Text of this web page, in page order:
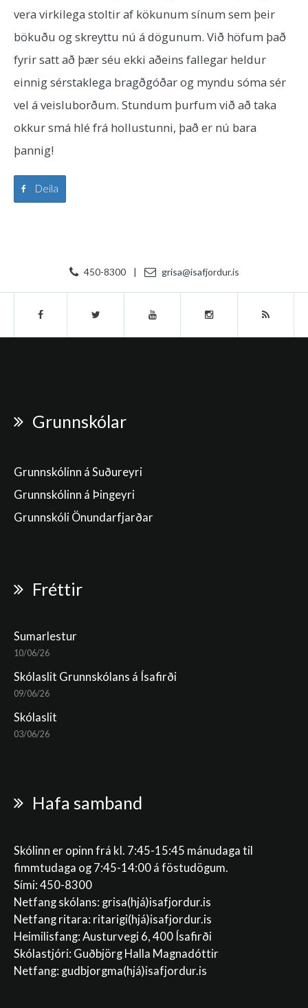
vera virkilega stoltir af kökunum sínum sem þeir
bökuðu og skreyttu nú á dögunum. Við höfum það
fyrir satt að þær séu ekki aðeins fallegar heldur
einnig sérstaklega bragðgóðar og myndu sóma sér
vel á veisluborðum. Stundum þurfum við að taka
okkur smá hlé frá hollustunni, það er nú bara
þannig!
Deila
450-8300 | grisa@isafjordur.is
Grunnskólar
Grunnskólinn á Suðureyri
Grunnskólinn á Þingeyri
Grunnskóli Önundarfjarðar
Fréttir
Sumarlestur
10/06/26
Skólaslit Grunnskólans á Ísafirði
09/06/26
Skólaslit
03/06/26
Hafa samband
Skólinn er opinn frá kl. 7:45-15:45 mánudaga til
fimmtudaga og 7:45-14:00 á föstudögum.
Sími: 450-8300
Netfang skólans: grisa(hjá)isafjordur.is
Netfang ritara: ritarigi(hjá)isafjordur.is
Heimilisfang: Austurvegi 6, 400 Ísafirði
Skólastjóri: Guðbjörg Halla Magnadóttir
Netfang: gudbjorgma(hjá)isafjordur.is